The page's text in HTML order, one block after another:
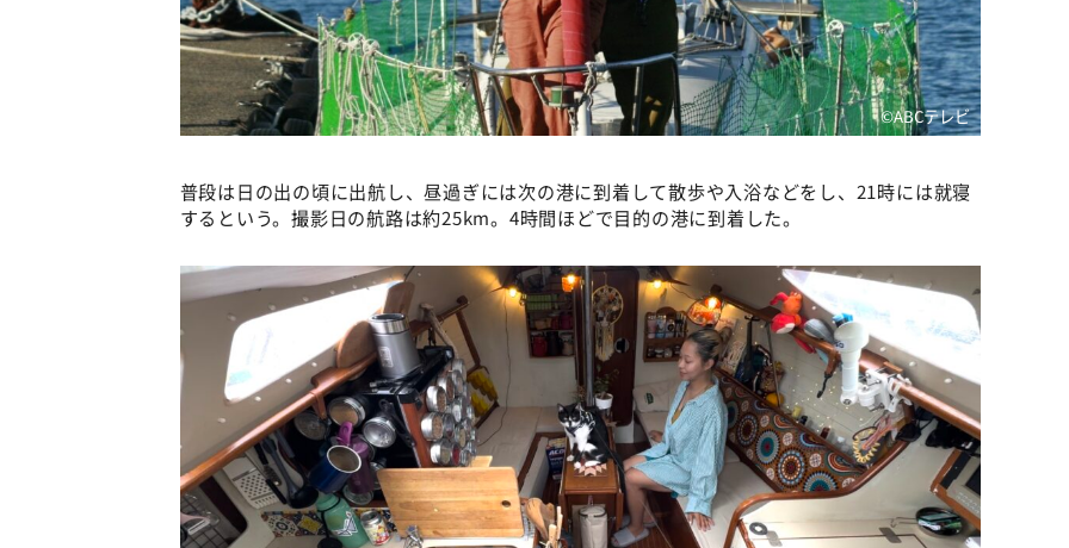
©ABCテレビ
普段は日の出の頃に出航し、昼過ぎには次の港に到着して散歩や入浴などをし、21時には就寝
するという。撮影日の航路は約25km。4時間ほどで目的の港に到着した。